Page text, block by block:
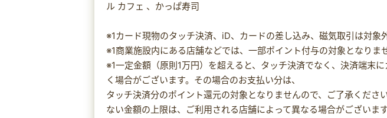
ル カフェ 、かっぱ寿司
※1カード現物のタッチ決済、iD、カードの差し込み、磁気取引は対象外
※1商業施設内にある店舗などでは、一部ポイント付与の対象となりま
※1一定金額（原則1万円）を超えると、タッチ決済でなく、決済端末
く場合がございます。その場合のお支払い分は、
タッチ決済分のポイント還元の対象となりませんので、ご了承くださ
ない金額の上限は、ご利用される店舗によって異なる場合がございます